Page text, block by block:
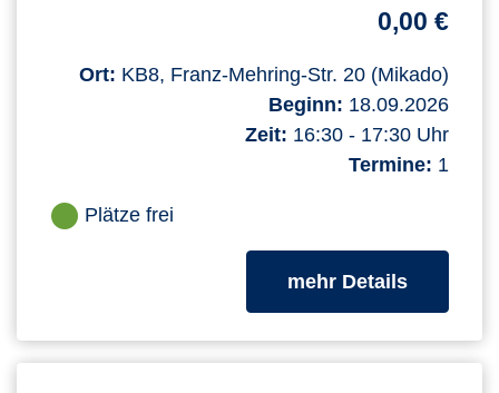
0,00 €
Ort: KB8, Franz-Mehring-Str. 20 (Mikado)
Beginn: 18.09.2026
Zeit: 16:30 - 17:30 Uhr
Termine: 1
Plätze frei
mehr Detailszum